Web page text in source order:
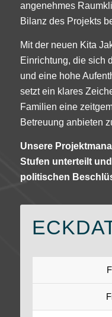
angenehmes
Bilanz des Projekts
Mit der neuen Kita
Einrichtung, die sich
und eine hohe
setzt ein klares
Familien eine
Betreuung anbieten
Unsere
Stufen unterteilt
politischen